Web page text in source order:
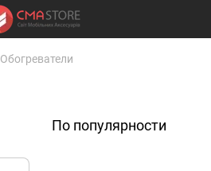
Обогреватели
По популярности